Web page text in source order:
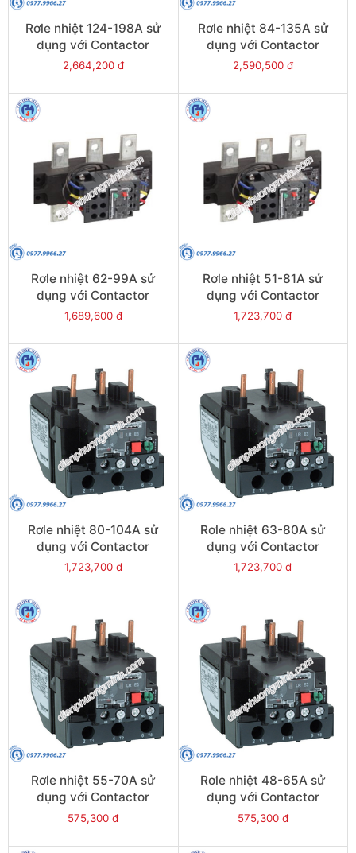
Rơle nhiệt 124-198A sử
dụng với Contactor
LC1E200 - Model LRE483
2,664,200 đ
Rơle nhiệt 84-135A sử
dụng với Contactor
LC1E120-E160 - Model
2,590,500 đ
Rơle nhiệt 62-99A sử
dụng với Contactor
LC1E120-E160 - Model
1,689,600 đ
Rơle nhiệt 51-81A sử
dụng với Contactor
LC1E120-E160 - Model
1,723,700 đ
Rơle nhiệt 80-104A sử
dụng với Contactor
LC1E95 - Model LRE365
1,723,700 đ
Rơle nhiệt 63-80A sử
dụng với Contactor
LC1E80-E95 - Model
1,723,700 đ
Rơle nhiệt 55-70A sử
dụng với Contactor
LC1E80-E95 - Model
575,300 đ
Rơle nhiệt 48-65A sử
dụng với Contactor
LC1E65-E95 - Model
575,300 đ